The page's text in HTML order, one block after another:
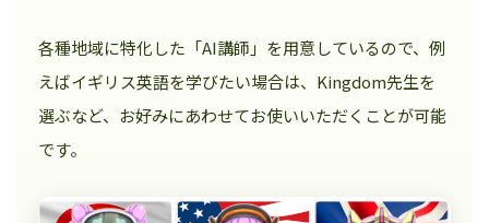
各種地域に特化した「AI講師」を用意しているので、例
えばイギリス英語を学びたい場合は、Kingdom先生を
選ぶなど、お好みにあわせてお使いいただくことが可能
です。